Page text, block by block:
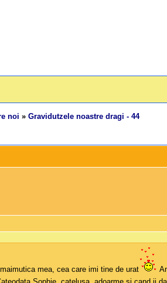
noi »Gravidutzele noastre dragi - 44
mea, cea care imi tine de urat